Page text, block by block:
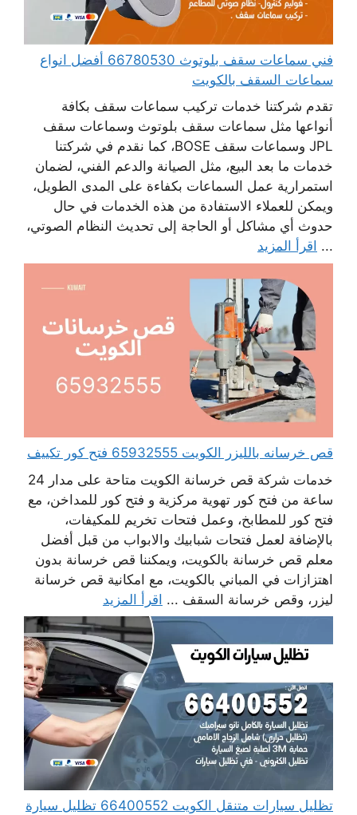
فني سماعات سقف بلوتوث 66780530 أفضل انواع
سماعات السقف بالكويت
تقدم شركتنا خدمات تركيب سماعات سقف بكافة
أنواعها مثل سماعات سقف بلوتوث وسماعات سقف
JPL وسماعات سقف BOSE، كما نقدم في شركتنا
خدمات ما بعد البيع، مثل الصيانة والدعم الفني، لضمان
استمرارية عمل السماعات بكفاءة على المدى الطويل،
ويمكن للعملاء الاستفادة من هذه الخدمات في حال
حدوث أي مشاكل أو الحاجة إلى تحديث النظام الصوتي،
... اقرأ المزيد
قص خرسانه بالليزر الكويت 65932555 فتح كور تكييف
خدمات شركة قص خرسانة الكويت متاحة على مدار 24
ساعة من فتح كور تهوية مركزية و فتح كور للمداخن، مع
فتح كور للمطابخ، وعمل فتحات تخريم للمكيفات،
بالإضافة لعمل فتحات شبابيك والابواب من قبل أفضل
معلم قص خرسانة بالكويت، ويمكننا قص خرسانة بدون
اهتزازات في المباني بالكويت، مع امكانية قص خرسانة
ليزر، وقص خرسانة السقف ... اقرأ المزيد
تظليل سيارات متنقل الكويت 66400552 تظليل سيارة